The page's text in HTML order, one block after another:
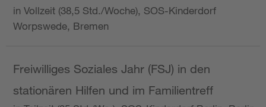
in Vollzeit (38,5 Std./Woche), SOS-Kinderdorf
Worpswede, Bremen
Freiwilliges Soziales Jahr (FSJ) in den
stationären Hilfen und im Familientreff